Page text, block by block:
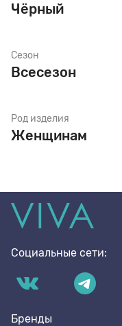
Чёрный
Сезон
Всесезон
Род изделия
Женщинам
Социальные сети:
Бренды
Шнурки
Щетки